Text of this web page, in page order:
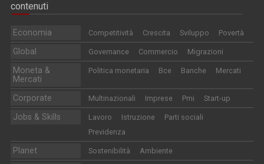
contenuti
Economia Competitività Crescita Sviluppo Povertà
Global Governance Commercio Migrazioni
Moneta &
Mercati
Politica monetaria Bce Banche Mercati
Corporate Multinazionali Imprese Pmi Start-up
Jobs & Skills Lavoro Istruzione
Parti sociali
Previdenza
Planet Sostenibilità Ambiente